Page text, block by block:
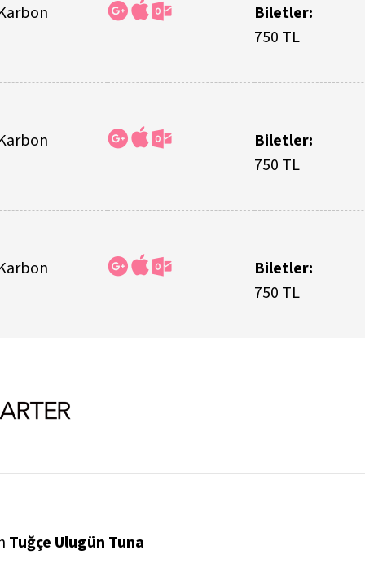
Biletler:
750 TL
Biletler:
750 TL
Biletler:
750 TL
Tuğçe Ulugün Tuna